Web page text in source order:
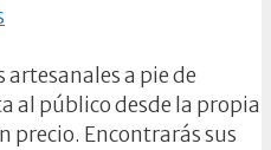
artesanales a pie de
al público desde la propia
precio. Encontrarás sus